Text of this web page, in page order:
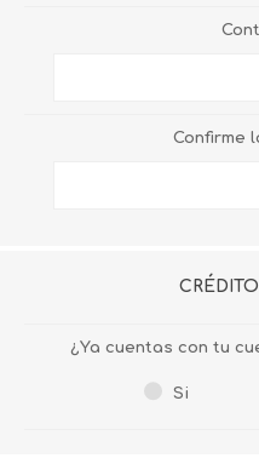
Confirme
¿Ya cuentas con tu
Si